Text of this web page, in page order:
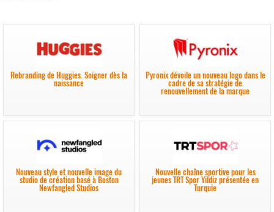
Rebranding de Huggies. Soigner dès la
naissance
Pyronix dévoile un nouveau logo dans le
cadre de sa stratégie de
renouvellement de la marque
Nouveau style et nouvelle image du
studio de création basé à Boston
Newfangled Studios
Nouvelle chaîne sportive pour les
jeunes TRT Spor Yildiz présentée en
Turquie